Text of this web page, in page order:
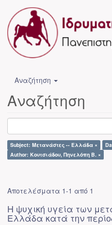
Αναζήτηση
Αναζήτηση
Subject: Μετανάστες -- Ελλάδα ×
Author: Κουτσιάδου, Πηνελόπη Β. ×
Αποτελέσματα 1-1 από 1
Η ψυχική υγεία των
Ελλάδα κατά την